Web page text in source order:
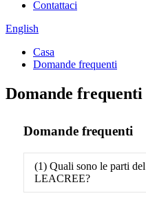
Contattaci
English
Casa
Domande frequenti
Domande frequenti
Domande frequenti
(1) Quali sono le parti
LEACREE?